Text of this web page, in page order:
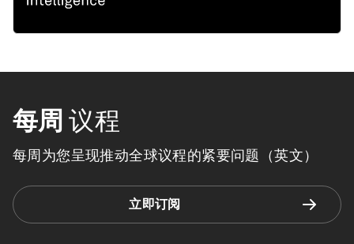
每周 议程
每周为您呈现推动全球议程的紧要问题（英文）
立即订阅